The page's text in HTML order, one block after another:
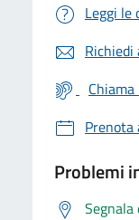
Leggi le
Richiedi
Problemi